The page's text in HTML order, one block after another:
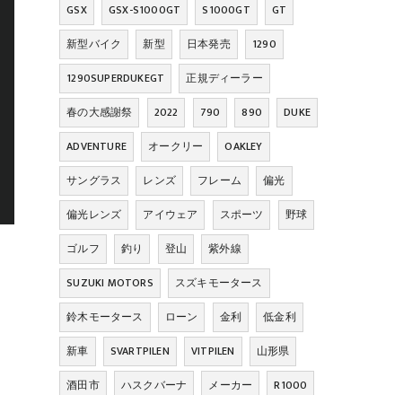
GSX
GSX-S1000GT S1000GT
GT
新型バイク
新型 日本発売
1290
1290SUPERDUKEGT
正規ディーラー
春の大感謝祭
2022 790 890
DUKE
ADVENTURE
オークリー
OAKLEY
サングラス
レンズ フレーム
偏光
偏光レンズ
アイウェア スポーツ
野球
ゴルフ
釣り 登山
紫外線
SUZUKI MOTORS
スズキモータース
鈴木モータース
ローン 金利
低金利
新車
SVARTPILEN VITPILEN
山形県
酒田市
ハスクバーナ メーカー
R1000